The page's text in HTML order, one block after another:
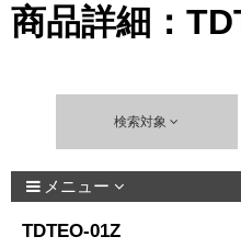
商品詳細：
検索対象
メニュー
TDTEO-01Z